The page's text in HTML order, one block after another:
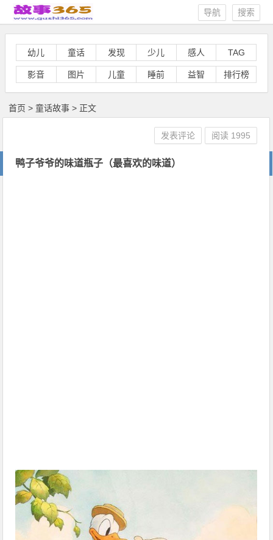
搜索
导航
幼儿 童话 发现 少儿 感人 TAG
影音 图片 儿童 睡前 益智 排行榜
首页 >童话故事 > 正文
鸭子爷爷的味道瓶子（最喜欢的味道）
发表评论 阅读 1995